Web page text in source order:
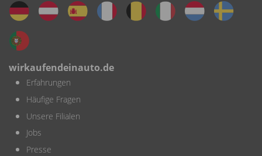
wirkaufendeinauto.de
Erfahrungen
Häufige Fragen
Unsere Filialen
Jobs
Presse